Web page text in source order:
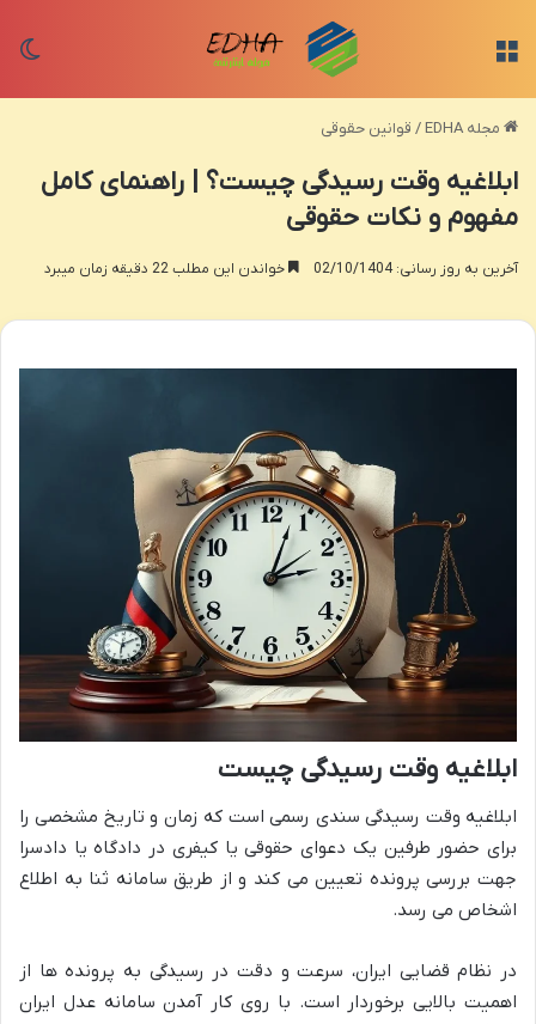
مجله EDHA / قوانین حقوقی
ابلاغیه وقت رسیدگی چیست؟ | راهنمای کامل
مفهوم و نکات حقوقی
آخرین به روز رسانی: 02/10/1404 خواندن این مطلب 22 دقیقه زمان میبرد
ابلاغیه وقت رسیدگی چیست
ابلاغیه وقت رسیدگی سندی رسمی است که زمان و تاریخ مشخصی را
برای حضور طرفین یک دعوای حقوقی یا کیفری در دادگاه یا دادسرا
جهت بررسی پرونده تعیین می کند و از طریق سامانه ثنا به اطلاع
اشخاص می رسد.
در نظام قضایی ایران، سرعت و دقت در رسیدگی به پرونده ها از
اهمیت بالایی برخوردار است. با روی کار آمدن سامانه عدل ایران